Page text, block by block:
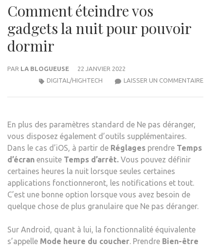
Comment éteindre vos
gadgets la nuit pour pouvoir
dormir
PAR LA BLOGUEUSE
22 JANVIER 2022
LAISSER UN COMMENTAIRE
DIGITAL/HIGHTECH
En plus des paramètres standard de Ne pas déranger,
vous disposez également d’outils supplémentaires.
Dans le cas d’iOS, à partir de Réglages prendre Temps
d’écran ensuite Temps d’arrêt. Vous pouvez définir
certaines heures la nuit lorsque seules certaines
applications fonctionneront, les notifications et tout.
C’est une bonne option lorsque vous avez besoin de
quelque chose de plus granulaire que Ne pas déranger.
Sur Android, quant à lui, la fonctionnalité équivalente
s’appelle Mode heure du coucher. Prendre Bien-être